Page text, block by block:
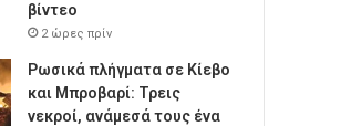
βίντεο
2 ώρες πρίν
Ρωσικά πλήγματα σε Κίεβο
και Μπροβαρί: Τρεις
νεκροί, ανάμεσά τους ένα